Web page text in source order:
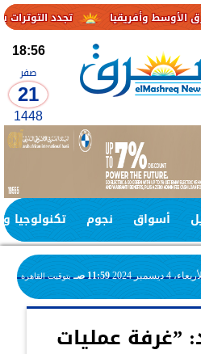
تجدد التوترات يخفض صادرات النفط
18:56
صفر
21
1448
أسواق نجوم تكنولوجيا
4 ديسمبر 2024 11:59 صـ بتوقيت القاهرة
”غرفة عمليات